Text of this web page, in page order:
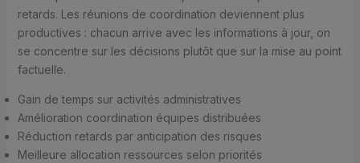
retards. Les réunions de coordination deviennent plus
productives : chacun arrive avec les informations à jour, on
se concentre sur les décisions plutôt que sur la mise au point
factuelle.
Gain de temps sur activités administratives
Amélioration coordination équipes distribuées
Réduction retards par anticipation des risques
Meilleure allocation ressources selon priorités